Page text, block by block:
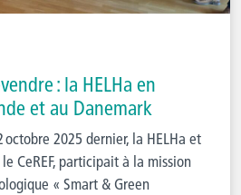
: la HELHa en
et au Danemark
octobre 2025 dernier, la HELHa et
CeREF, participait à la mission
« Smart & Green